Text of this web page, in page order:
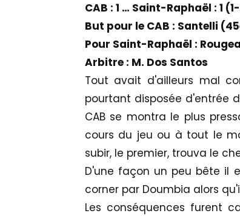
CAB : 1 … Saint-Raphaël : 1
But pour le CAB : Santelli
Pour Saint-Raphaël :
Arbitre : M. Dos Santos
Tout avait d'ailleurs mal
pourtant disposée d'entrée
CAB se montra le plus
cours du jeu ou à tout le
subir, le premier, trouva le
D'une façon un peu bête il
corner par Doumbia alors
Les conséquences furent